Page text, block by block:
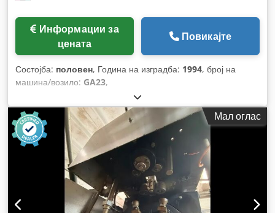
цената
Повикајте
Состојба: половен, Година на изградба: 1994, број на
машина/возило: GA23,
Мал оглас